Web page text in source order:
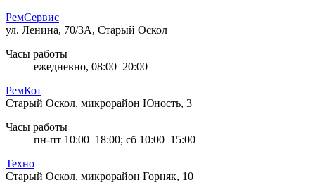
РемСервис
ул. Ленина, 70/3А, Старый Оскол
Часы работы
ежедневно, 08:00–20:00
РемКот
Старый Оскол, микрорайон Юность, 3
Часы работы
пн-пт 10:00–18:00; сб 10:00–15:00
Техно
Старый Оскол, микрорайон Горняк, 10